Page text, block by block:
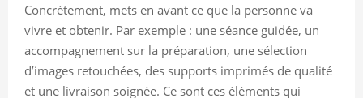
Concrètement, mets en avant ce que la personne va
vivre et obtenir. Par exemple : une séance guidée, un
accompagnement sur la préparation, une sélection
d’images retouchées, des supports imprimés de qualité
et une livraison soignée. Ce sont ces éléments qui